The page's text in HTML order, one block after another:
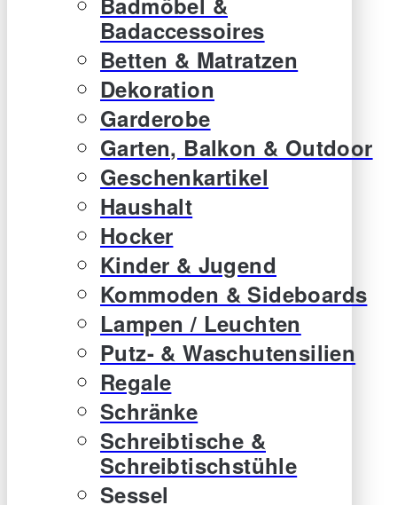
Badaccessoires
Betten & Matratzen
Dekoration
Garderobe
Garten, Balkon & Outdoor
Geschenkartikel
Haushalt
Hocker
Kinder & Jugend
Kommoden & Sideboards
Lampen / Leuchten
Putz- & Waschutensilien
Regale
Schränke
Schreibtische &
Schreibtischstühle
Sessel